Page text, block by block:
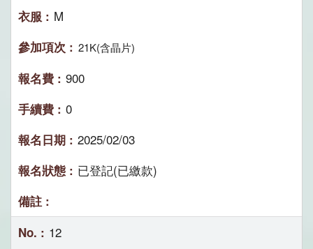
M
21K(含晶片)
900
0
2025/02/03
已登記(已繳款)
12